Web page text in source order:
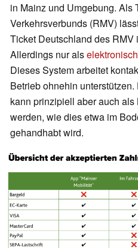
in Mainz und Umgebung. Als
Verkehrsverbunds (RMV)
Ticket Deutschland des RMV
Allerdings nur als
Dieses System arbeitet
Betrieb ohnehin
kann prinzipiell aber auch
werden, wie dies etwa im
gehandhabt wird.